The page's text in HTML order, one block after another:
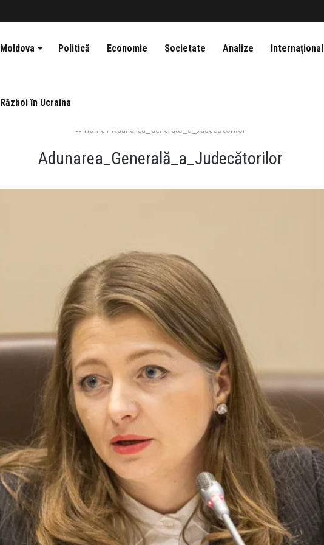
Moldova Politică Economie Societate Analize Internaţional
Război în Ucraina
Home / Adunarea_Generală_a_Judecătorilor
Adunarea_Generală_a_Judecătorilor